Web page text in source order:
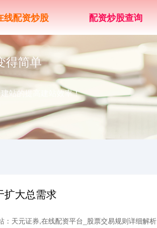
线配资炒股 配资炒股查询
得简单
站的提高建站效率！
扩大总需求
：天元证券,在线配资平台_股票交易规则详细解析